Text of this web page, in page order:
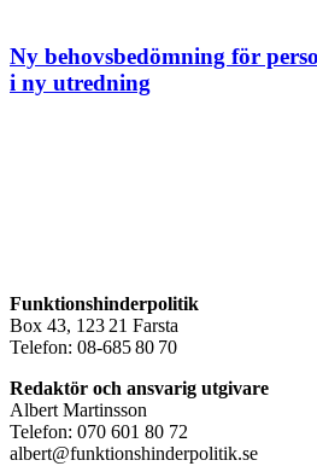
Ny behovsbedömning för
i ny utredning
Funktionshinderpolitik
Box 43, 123 21 Farsta
Telefon: 08-685 80 70
Redaktör och ansvarig utgivare
Albert Martinsson
Telefon: 070 601 80 72
albert@funktionshinderpolitik.se